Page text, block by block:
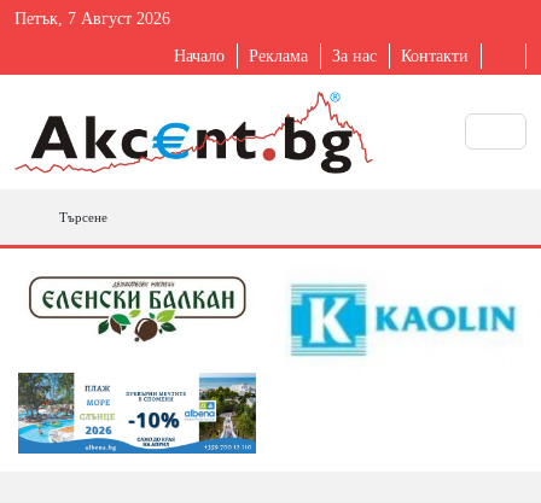
Петък, 7 Август 2026
Начало Реклама За нас Контакти
Търсене